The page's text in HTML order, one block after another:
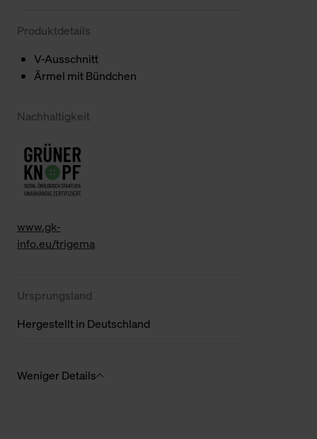
Produktdetails
V-Ausschnitt
Ärmel mit Bündchen
Nachhaltigkeit
www.gk-
info.eu/trigema
Ursprungsland
Hergestellt in Deutschland
Weniger Details